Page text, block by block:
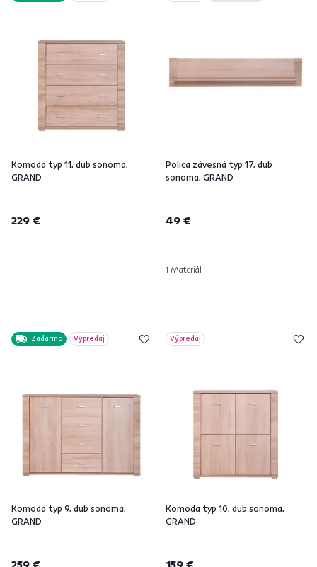
Komoda typ 11, dub sonoma,
GRAND
229 €
Polica závesná typ 17, dub
sonoma, GRAND
49 €
1 Materiál
Zadarmo Výpredaj
Komoda typ 9, dub sonoma,
GRAND
259 €
Výpredaj
Komoda typ 10, dub sonoma,
GRAND
159 €